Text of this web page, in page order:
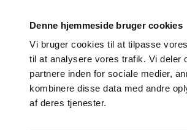
Denne hjemmeside bruger cookies
Vi bruger cookies til at tilpasse
til at analysere vores trafik. Vi deler
partnere inden for sociale medier,
kombinere disse data med andre
af deres tjenester.
Godkendelse og
Bivirkninger og
produktinformation